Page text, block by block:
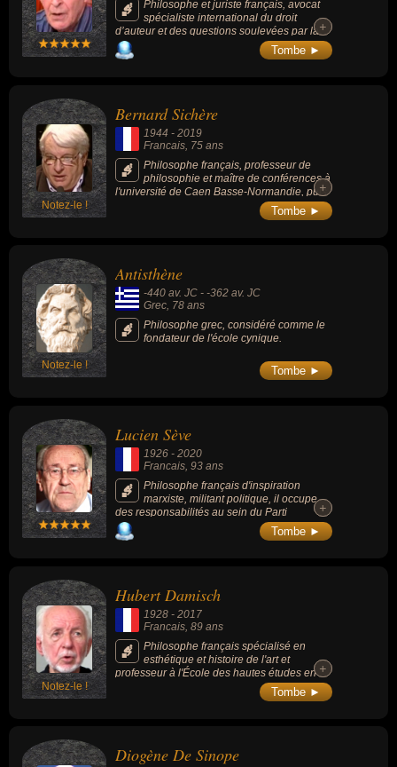
Philosophe et juriste français, avocat
spécialiste international du droit
d’auteur et des questions soulevées par la
propriété intellectuelle, il est aussi l’auteur
d’une œuvre importante installée à la
+
+
Tombe ►
Notez-le !
Bernard Sichère
1944 - 2019
Francais, 75 ans
Philosophe français, professeur de
philosophie et maître de conférences à
l'université de Caen Basse-Normandie, puis
à l'université Paris VII - Diderot, ancien
militant maoïste et auteur de romans et
+
+
Tombe ►
Notez-le !
Antisthène
-440 av. JC - -362 av. JC
Grec, 78 ans
Philosophe grec, considéré comme le
fondateur de l'école cynique.
Tombe ►
Lucien Sève
1926 - 2020
Francais, 93 ans
Philosophe français d'inspiration
marxiste, militant politique, il occupe
des responsabilités au sein du Parti
communiste français pendant plus de 60
ans.
+
+
Tombe ►
Notez-le !
Hubert Damisch
1928 - 2017
Francais , 89 ans
Philosophe français spécialisé en
esthétique et histoire de l'art et
professeur à l'École des hautes études en
sciences sociales de Paris. Il prend en
compte la sémiologie dans l'esthétique et a
manières dont les œuvres agissent sur nous.
+
+
Tombe ►
Diogène De Sinope